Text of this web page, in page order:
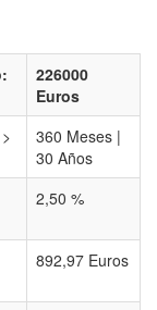
226000
Euros
360 Meses |
30 Años
2,50 %
892,97 Euros